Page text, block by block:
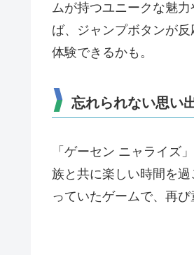
ムが持つユニークな魅
ば、ジャンプボタンが
体験できるかも。
忘れられない思い
「ゲーセン ニャライズ
族と共に楽しい時間を
っていたゲームで、再び